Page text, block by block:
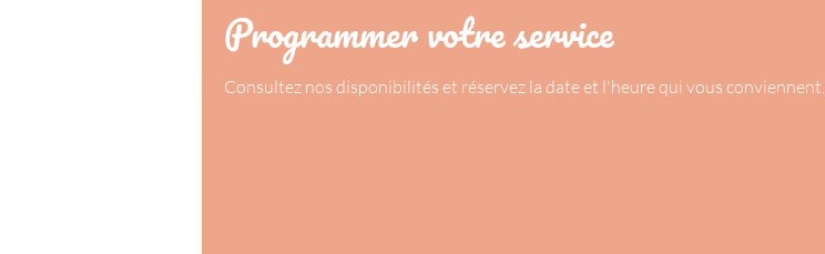
Programmer votre service
Consultez nos disponibilités et réservez la date et l'heure qui vous conviennent.